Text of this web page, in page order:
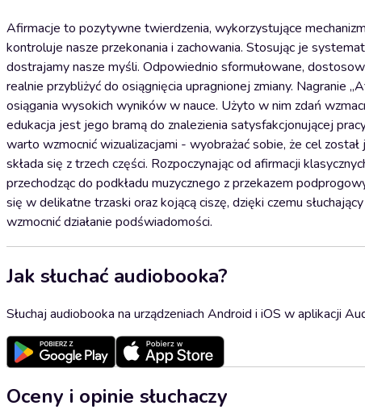
Afirmacje to pozytywne twierdzenia, wykorzystujące
kontroluje nasze przekonania i zachowania. Stosując je
dostrajamy nasze myśli. Odpowiednio sformułowane,
realnie przybliżyć do osiągnięcia upragnionej zmiany. Nagranie
osiągania wysokich wyników w nauce. Użyto w nim zdań
edukacja jest jego bramą do znalezienia satysfakcjonującej
warto wzmocnić wizualizacjami - wyobrażać sobie, że cel
składa się z trzech części. Rozpoczynając od afirmacji
przechodząc do podkładu muzycznego z przekazem
się w delikatne trzaski oraz kojącą ciszę, dzięki czemu
wzmocnić działanie podświadomości.
Jak słuchać audiobooka?
Słuchaj audiobooka na urządzeniach Android i iOS w aplikacji
Oceny i opinie słuchaczy